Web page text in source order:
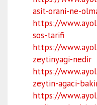
asit-orani-ne-
https://
sos-tarifi
https://
zeytinyagi-nedir
https://
zeytin-agaci-
https://